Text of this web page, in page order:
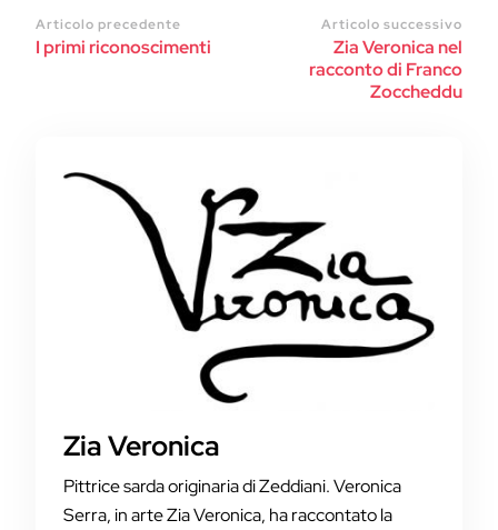
Articolo precedente
I primi riconoscimenti
Articolo successivo
Zia Veronica nel
racconto di Franco
Zoccheddu
Zia Veronica
Pittrice sarda originaria di Zeddiani. Veronica
Serra, in arte Zia Veronica, ha raccontato la